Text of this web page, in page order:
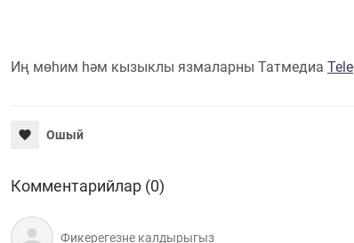
Иң мөһим һәм кызыклы язмаларны Татмедиа
Ошый
Комментарийлар (0)